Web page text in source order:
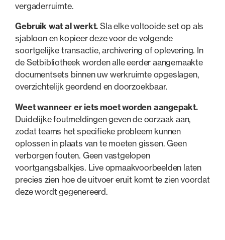
vergaderruimte.
Gebruik wat al werkt. Sla elke voltooide set op als
sjabloon en kopieer deze voor de volgende
soortgelijke transactie, archivering of oplevering. In
de Setbibliotheek worden alle eerder aangemaakte
documentsets binnen uw werkruimte opgeslagen,
overzichtelijk geordend en doorzoekbaar.
Weet wanneer er iets moet worden aangepakt.
Duidelijke foutmeldingen geven de oorzaak aan,
zodat teams het specifieke probleem kunnen
oplossen in plaats van te moeten gissen. Geen
verborgen fouten. Geen vastgelopen
voortgangsbalkjes. Live opmaakvoorbeelden laten
precies zien hoe de uitvoer eruit komt te zien voordat
deze wordt gegenereerd.